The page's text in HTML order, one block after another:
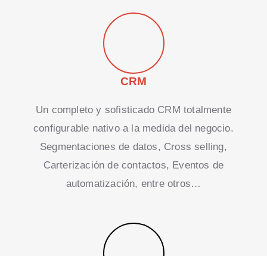
CRM
Un completo y sofisticado CRM totalmente
configurable nativo a la medida del negocio.
Segmentaciones de datos, Cross selling,
Carterización de contactos, Eventos de
automatización, entre otros…